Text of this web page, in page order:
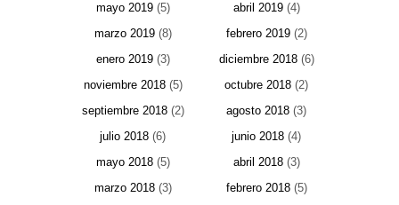
mayo 2019(5) abril 2019(4)
marzo 2019(8) febrero 2019(2)
enero 2019(3) diciembre 2018(6)
noviembre 2018(5) octubre 2018 (2)
septiembre 2018(2) agosto 2018 (3)
julio 2018 (6) junio 2018 (4)
mayo 2018(5) abril 2018(3)
marzo 2018(3) febrero 2018(5)